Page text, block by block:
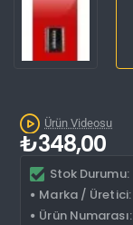
Ürün Videosu
Stok Durumu:
Marka / Üretici:
Ürün Numarası:
₺348,00